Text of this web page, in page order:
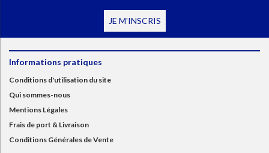
JE M'INSCRIS
Informations pratiques
Conditions d'utilisation du site
Qui sommes-nous
Mentions Légales
Frais de port & Livraison
Conditions Générales de Vente